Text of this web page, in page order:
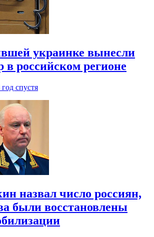
украинке вынесли
в российском регионе
год спустя
назвал число россиян,
были восстановлены